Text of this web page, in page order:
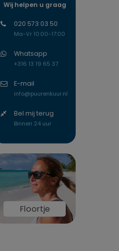
Wij helpen u graag
020 573 03 50
Ma-Vr 10:00-17:00
Whatsapp
+316 13 19 65 37
E-mail
info@puurenkuur.nl
Bel mij terug
Binnen 24 uur
Floortje